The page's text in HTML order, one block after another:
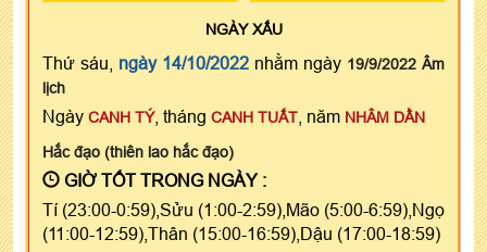
NGÀYXẤU
Thứ sáu, ngày 14/10/2022 nhằm ngày 19/9/2022 Âm
lịch
Ngày CANH TÝ, tháng CANH TUẤT , năm NHÂM DẦN
Hắc đạo (thiên lao hắc đạo)
GIỜ TỐT TRONG NGÀY :
Tí (23:00-0:59),Sửu (1:00-2:59),Mão (5:00-6:59),Ngọ
(11:00-12:59),Thân (15:00-16:59),Dậu (17:00-18:59)